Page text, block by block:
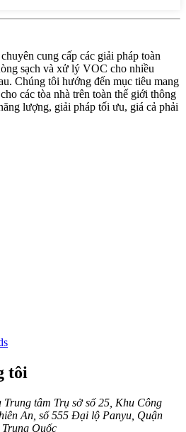
cung cấp các giải pháp toàn
sạch và xử lý VOC cho nhiều
Chúng tôi hướng đến mục tiêu mang
các tòa nhà trên toàn thế giới thông
lượng, giải pháp tối ưu, giá cả phải
tôi
Trung tâm Trụ sở số 25, Khu Công
An, số 555 Đại lộ Panyu, Quận
Quốc